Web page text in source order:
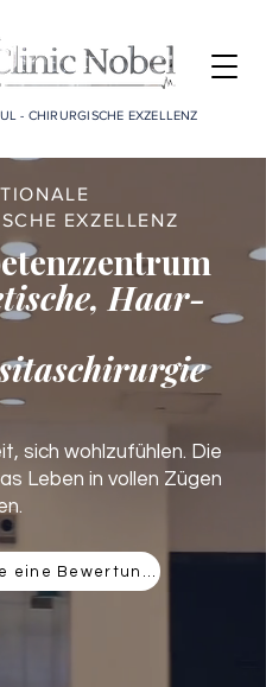
- CHIRURGISCHE EXZELLENZ
EXZELLENZ
Haar-
sich wohlzufühlen. Die
Leben in vollen Zügen